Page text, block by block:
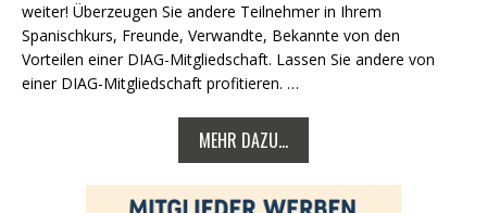
weiter! Überzeugen Sie andere Teilnehmer in Ihrem
Spanischkurs, Freunde, Verwandte, Bekannte von den
Vorteilen einer DIAG-Mitgliedschaft. Lassen Sie andere von
einer DIAG-Mitgliedschaft profitieren. …
MEHR DAZU...